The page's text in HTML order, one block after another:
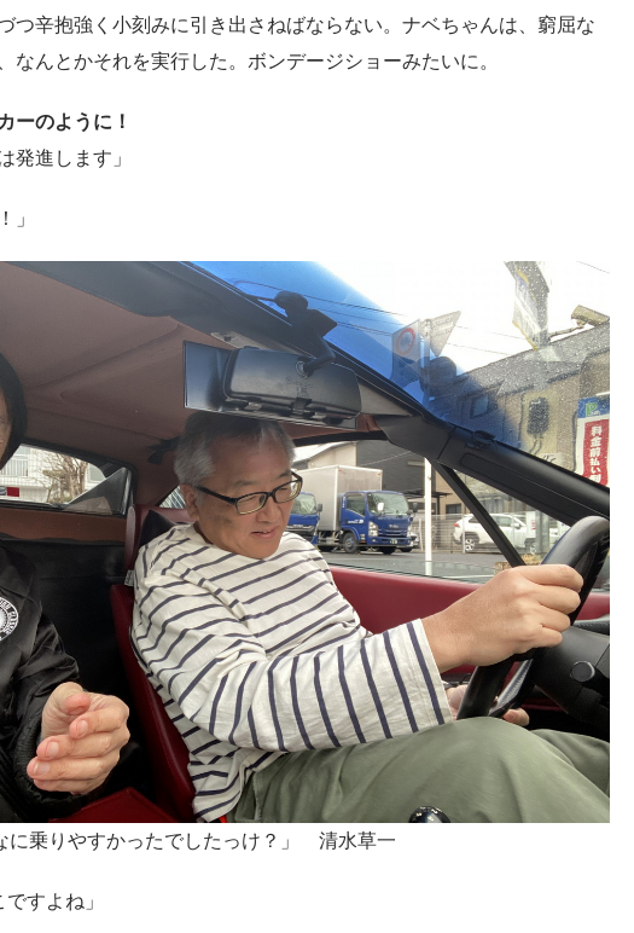
つ辛抱強く小刻みに引き出さねばならない。ナベちゃんは、窮屈な
なんとかそれを実行した。ボンデージショーみたいに。
ーのように！
発進します」
」
に乗りやすかったでしたっけ？」 清水草一
すよね」